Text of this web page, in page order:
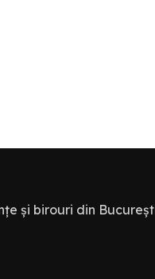
și birouri din